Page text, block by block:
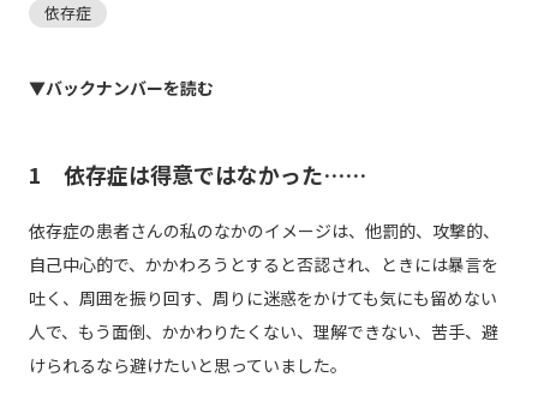
依存症
▼バックナンバーを読む
1 依存症は得意ではなかった……
依存症の患者さんの私のなかのイメージは、他罰的、攻撃的、
自己中心的で、かかわろうとすると否認され、ときには暴言を
吐く、周囲を振り回す、周りに迷惑をかけても気にも留めない
人で、もう面倒、かかわりたくない、理解できない、苦手、避
けられるなら避けたいと思っていました。